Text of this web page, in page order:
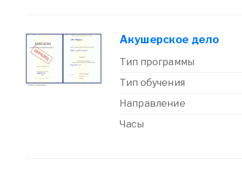
Акушерское дело
Тип программы
Тип обучения
Направление
Часы